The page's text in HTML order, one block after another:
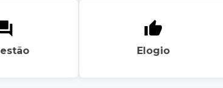
Elogio